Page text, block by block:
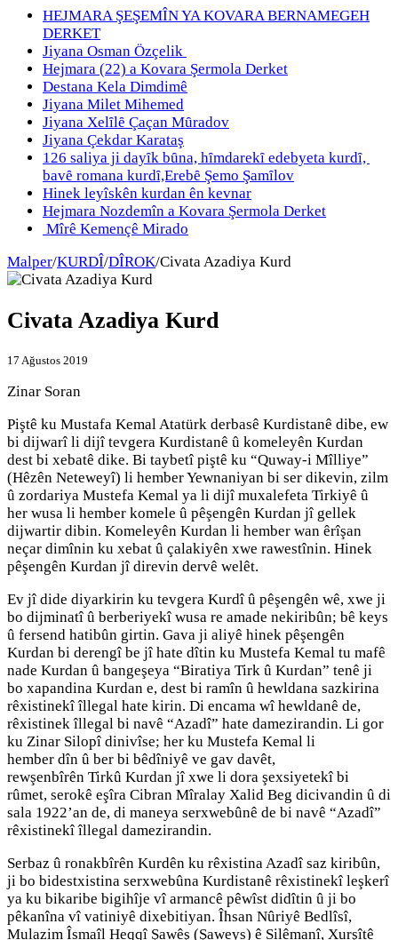
HEJMARA ŞEŞEMÎN YA KOVARA BERNAMEGEH
DERKET
Jiyana Osman Özçelik
Hejmara (22) a Kovara Şermola Derket
Destana Kela Dimdimê
Jiyana Milet Mihemed
Jiyana Xelȋlȇ Çaçan Mȗradov
Jiyana Çekdar Karataş
126 saliya ji dayȋk bȗna, hȋmdarekȋ edebyeta kurdȋ,
bavȇ romana kurdȋ,Erebȇ Şemo Şamȋlov
Hinek leyîskên kurdan ên kevnar
Hejmara Nozdemîn a Kovara Şermola Derket
Mîrê Kemençê Mirado
Malper/KURDÎ/DÎROK/Civata Azadiya Kurd
Civata Azadiya Kurd
17 Ağustos 2019
Zinar Soran
Piştê ku Mustafa Kemal Atatürk derbasê Kurdistanê dibe, ew
bi dijwarî li dijî tevgera Kurdistanê û komeleyên Kurdan
dest bi xebatê dike. Bi taybetî piştê ku “Quway-i Mîlliye”
(Hêzên Neteweyî) li hember Yewnaniyan bi ser dikevin, zilm
û zordariya Mustefa Kemal ya li dijî muxalefeta Tirkiyê û
her wusa li hember komele û pêşengên Kurdan jî gellek
dijwartir dibin. Komeleyên Kurdan li hember wan êrîşan
neçar dimînin ku xebat û çalakiyên xwe rawestînin. Hinek
pêşengên Kurdan jî direvin dervê welêt.
Ev jî dide diyarkirin ku tevgera Kurdî û pêşengên wê, xwe ji
bo dijminatî û berberiyekî wusa re amade nekiribûn; bê keys
û fersend hatibûn girtin. Gava ji aliyê hinek pêşengên
Kurdan bi derengî be jî hate dîtin ku Mustefa Kemal tu mafê
nade Kurdan û bangeşeya “Biratiya Tirk û Kurdan” tenê ji
bo xapandina Kurdan e, dest bi ramîn û hewldana sazkirina
rêxistinekî îllegal hate kirin. Di encama wî hewldanê de,
rêxistinek îllegal bi navê “Azadî” hate damezirandin. Li gor
ku Zinar Silopî dinivîse; her ku Mustefa Kemal li
hember dîn û ber bi bêdîniyê ve gav davêt,
rewşenbîrên Tirkû Kurdan jî xwe li dora şexsiyetekî bi
rûmet, serokê eşîra Cibran Mîralay Xalid Beg dicivandin û di
sala 1922’an de, di maneya serxwebûnê de bi navê “Azadî”
rêxistinekî îllegal damezirandin.
Serbaz û ronakbîrên Kurdên ku rêxistina Azadî saz kiribûn,
ji bo bidestxistina serxwebûna Kurdistanê rêxistinekî leşkerî
ya ku bikaribe bigihîje vî armancê pêwîst didîtin û ji bo
pêkanîna vî vatiniyê dixebitiyan. Îhsan Nûriyê Bedlîsî,
Mulazim Îsmaîl Heqqî Şawêş (Şaweys) ê Silêmanî, Xurşîtê